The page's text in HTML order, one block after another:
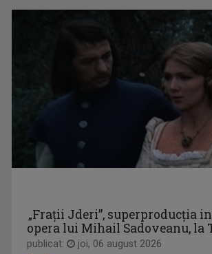
UNIVERSUL CREDINŢEI
Reportaje, interviuri, documentare, dar şi ...
IONUȚ GHEORGHE
Şi-a dorit de mic să le vorbească oamenilor ...
CRISTINA ŞOLOC
„Frații Jderi”, superproducția
opera lui Mihail Sadoveanu, la
publicat: joi, 06 august 2026